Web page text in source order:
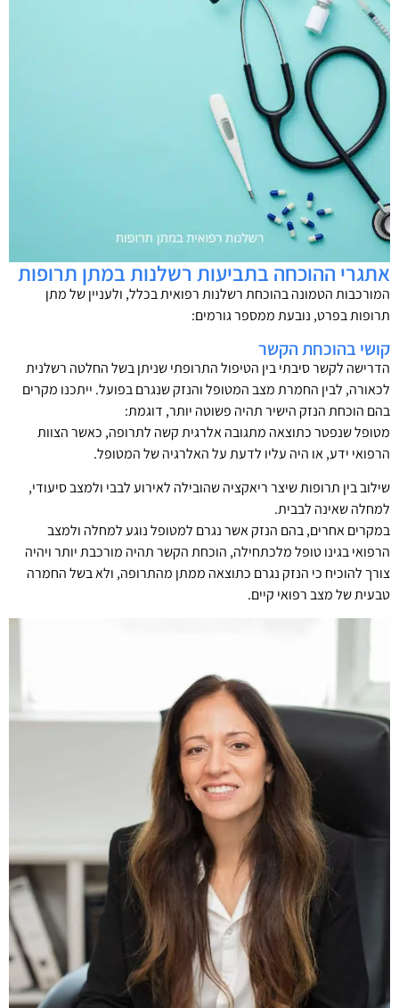
אתגרי ההוכחה בתביעות רשלנות במתן תרופות
המורכבות הטמונה בהוכחת רשלנות רפואית בכלל, ולעניין של מתן
תרופות בפרט, נובעת ממספר גורמים:
קושי בהוכחת הקשר
הדרישה לקשר סיבתי בין הטיפול התרופתי שניתן בשל החלטה רשלנית
לכאורה, לבין החמרת מצב המטופל והנזק שנגרם בפועל. ייתכנו מקרים
בהם הוכחת הנזק הישיר תהיה פשוטה יותר, דוגמת:
מטופל שנפטר כתוצאה מתגובה אלרגית קשה לתרופה, כאשר הצוות
הרפואי ידע, או היה עליו לדעת על האלרגיה של המטופל.
שילוב בין תרופות שיצר ריאקציה שהובילה לאירוע לבבי ולמצב סיעודי,
למחלה שאינה לבבית.
במקרים אחרים, בהם הנזק אשר נגרם למטופל נוגע למחלה ולמצב
הרפואי בגינו טופל מלכתחילה, הוכחת הקשר תהיה מורכבת יותר ויהיה
צורך להוכיח כי הנזק נגרם כתוצאה ממתן מהתרופה, ולא בשל החמרה
טבעית של מצב רפואי קיים.